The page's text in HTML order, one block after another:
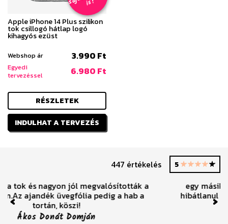
Apple iPhone 14 Plus szilikon
tok csillogó hátlap logó
kihagyós ezüst
Webshop ár 3.990 Ft
Egyedi
tervezéssel
6.980 Ft
RÉSZLETEK
INDULHAT A TERVEZÉS
447 értékelés 5
egy másik cégtől ütődésekkel érkezett de ez
hibátlanul és nagyon jó minőségű hibátlan csak
Zsófi Cserjési
Previous